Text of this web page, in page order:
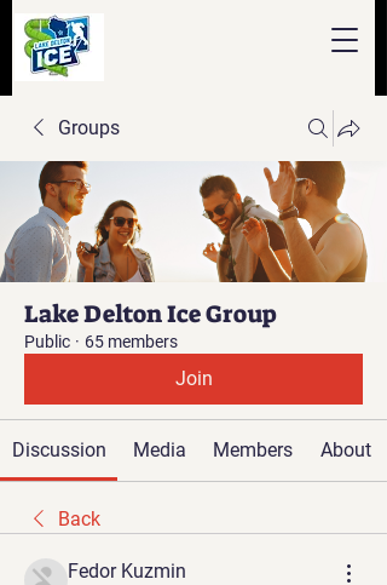
Groups
Lake Delton Ice Group
Public · 65 members
Join
Discussion Media Members About
Back
Fedor Kuzmin